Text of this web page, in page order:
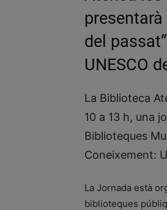
del
UNESCO
La Biblioteca
10 a 13 h, una
Biblioteques
Coneixement:
La Jornada està
biblioteques